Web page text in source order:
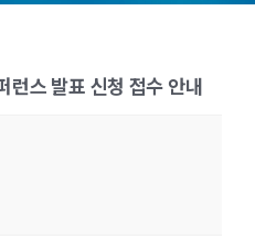
스 발표 신청 접수 안내